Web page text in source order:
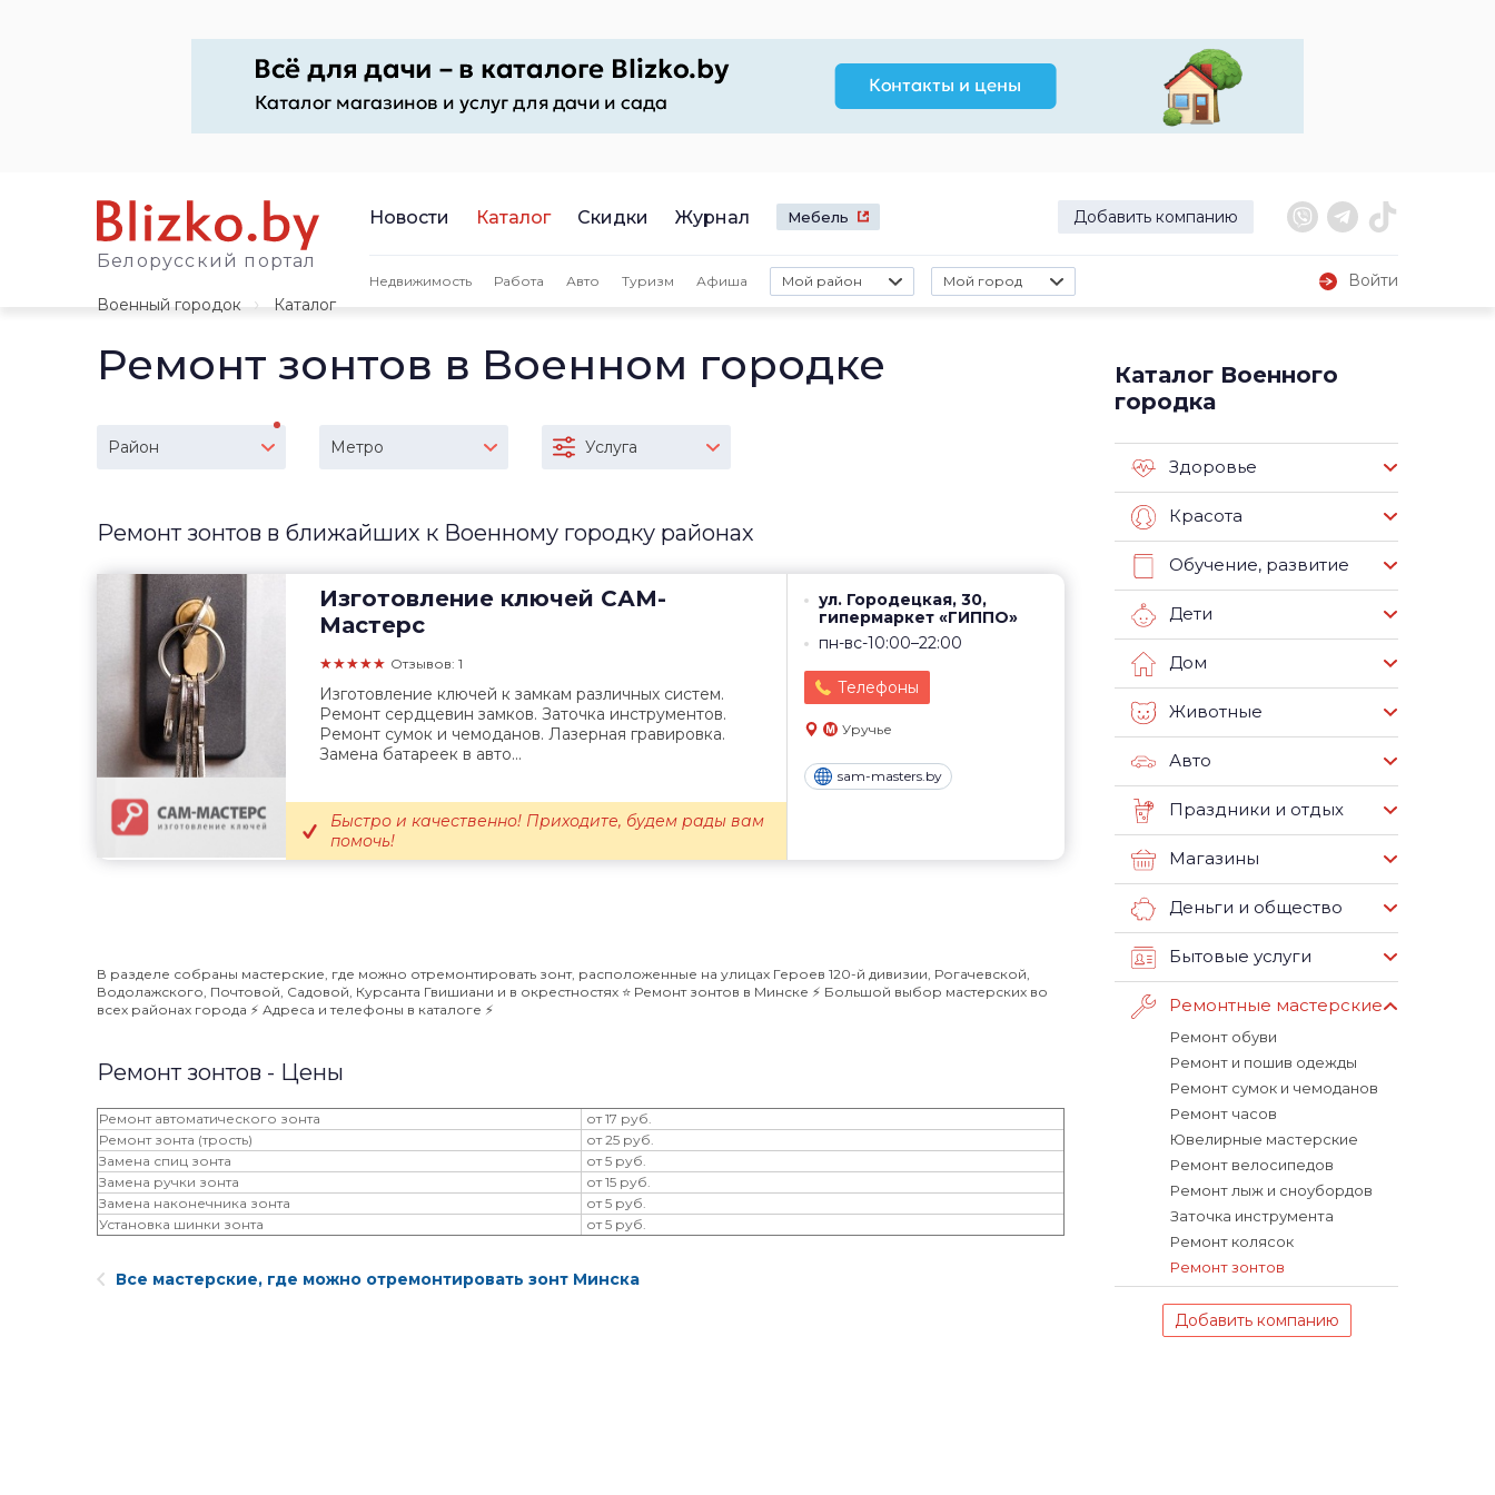
Белорусский портал
Новости Каталог Скидки Журнал Мебель Добавить компанию
Недвижимость Работа Авто Туризм Афиша Мой район Мой город
Войти
Военный городок
Каталог
Ремонт зонтов в Военном городке
Район Метро Услуга
Ремонт зонтов в ближайших к Военному городку районах
Изготовление ключей САМ-
Мастерс
★★★★★ Отзывов: 1
ул. Городецкая, 30,
гипермаркет «ГИППО»
пн-вс-10:00–22:00
Телефоны
Уручье
sam-masters.by
Изготовление ключей к замкам различных систем.
Ремонт сердцевин замков. Заточка инструментов.
Ремонт сумок и чемоданов. Лазерная гравировка.
Замена батареек в авто...
Быстро и качественно! Приходите, будем рады вам
помочь!
В разделе собраны мастерские, где можно отремонтировать зонт, расположенные на улицах Героев 120-й дивизии, Рогачевской,
Водолажского, Почтовой, Садовой, Курсанта Гвишиани и в окрестностях ⭐️ Ремонт зонтов в Минске ⚡️ Большой выбор мастерских во
всех районах города ⚡️ Адреса и телефоны в каталоге ⚡️
Ремонт зонтов - Цены
Ремонт автоматического зонта
от 17 руб.
Ремонт зонта (трость)
от 25 руб.
Замена спиц зонта
от 5 руб.
Замена ручки зонта
от 15 руб.
Замена наконечника зонта
от 5 руб.
Установка шинки зонта
от 5 руб.
Все мастерские, где можно отремонтировать зонт Минска
Каталог Военного
городка
Здоровье
Красота
Обучение, развитие
Дети
Дом
Животные
Авто
Праздники и отдых
Магазины
Деньги и общество
Бытовые услуги
Ремонтные мастерские
Ремонт обуви
Ремонт и пошив одежды
Ремонт сумок и чемоданов
Ремонт часов
Ювелирные мастерские
Ремонт велосипедов
Ремонт лыж и сноубордов
Заточка инструмента
Ремонт колясок
Ремонт зонтов
Добавить компанию